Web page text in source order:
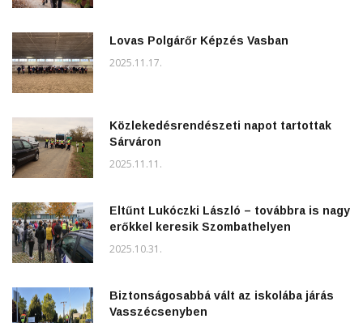
Lovas Polgárőr Képzés Vasban
2025.11.17.
Közlekedésrendészeti napot tartottak
Sárváron
2025.11.11.
Eltűnt Lukóczki László – továbbra is nagy
erőkkel keresik Szombathelyen
2025.10.31.
Biztonságosabbá vált az iskolába járás
Vasszécsenyben